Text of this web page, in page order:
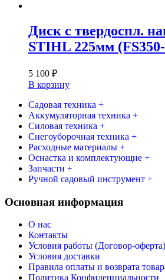
Диск с твердоспл.
STIHL 225мм
5 100 ₽
В корзину
Садовая техника +
Аккумуляторная техника +
Силовая техника +
Снегоуборочная техника +
Расходные материалы +
Оснастка и комплектующие +
Запчасти +
Ручной садовый инструмент +
Основная информация
О нас
Контакты
Условия работы (Договор-оферта)
Условия доставки
Правила оплаты и возврата
Политика Конфиденциальности